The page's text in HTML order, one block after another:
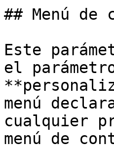
## Menú de
Este
el
menú
cualquier
menú de